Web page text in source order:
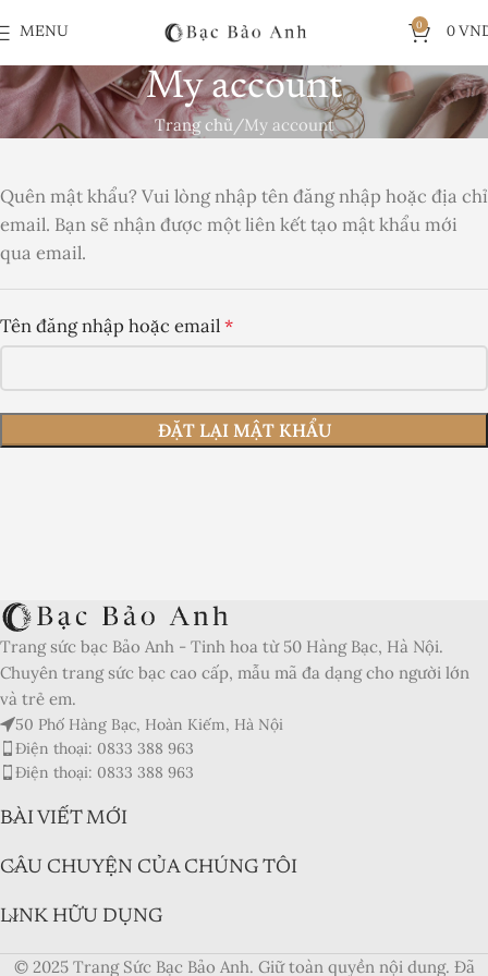
MENU
0
0
My account
Trang chủ My account
Quên mật khẩu? Vui lòng nhập tên đăng nhập hoặc địa chỉ
email. Bạn sẽ nhận được một liên kết tạo mật khẩu mới
qua email.
Tên đăng nhập hoặc email *
ĐẶT LẠI MẬT KHẨU
Trang sức bạc Bảo Anh - Tinh hoa từ 50 Hàng Bạc, Hà Nội.
Chuyên trang sức bạc cao cấp, mẫu mã đa dạng cho người lớn
và trẻ em.
50 Phố Hàng Bạc, Hoàn Kiếm, Hà Nội
Điện thoại: 0833 388 963
Điện thoại: 0833 388 963
BÀI VIẾT MỚI
CÂU CHUYỆN CỦA CHÚNG TÔI
LINK HỮU DỤNG
© 2025 Trang Sức Bạc Bảo Anh. Giữ toàn quyền nội dung. Đã